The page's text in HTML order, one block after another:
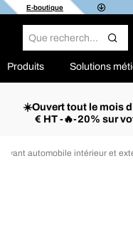
E-boutique
Produits Solutions
☀️Ouvert tout le mois
€ HT -🔥-20% sur
automobile intérieur et